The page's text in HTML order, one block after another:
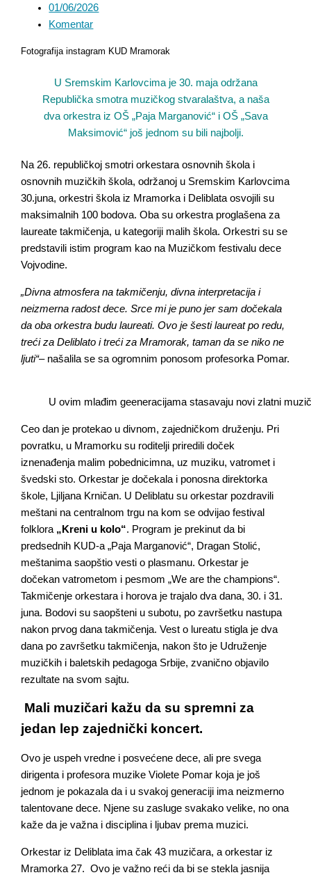
01/06/2026
Komentar
Fotografija instagram KUD Mramorak
U Sremskim Karlovcima je 30. maja održana
Republička smotra muzičkog stvaralaštva, a naša
dva orkestra iz OŠ „Paja Marganović“ i OŠ „Sava
Maksimović“ još jednom su bili najbolji.
Na 26. republičkoj smotri orkestara osnovnih škola i
osnovnih muzičkih škola, održanoj u Sremskim Karlovcima
30.juna, orkestri škola iz Mramorka i Deliblata osvojili su
maksimalnih 100 bodova. Oba su orkestra proglašena za
laureate takmičenja, u kategoriji malih škola. Orkestri su se
predstavili istim program kao na Muzičkom festivalu dece
Vojvodine.
„Divna atmosfera na takmičenju, divna interpretacija i
neizmerna radost dece. Srce mi je puno jer sam dočekala
da oba orkestra budu laureati. Ovo je šesti laureat po redu,
treći za Deliblato i treći za Mramorak, taman da se niko ne
ljuti“– našalila se sa ogromnim ponosom profesorka Pomar.
U ovim mlađim geeneracijama stasavaju novi zlatni
Ceo dan je protekao u divnom, zajedničkom druženju. Pri
povratku, u Mramorku su roditelji priredili doček
iznenađenja malim pobednicimna, uz muziku, vatromet i
švedski sto. Orkestar je dočekala i ponosna direktorka
škole, Ljiljana Krničan. U Deliblatu su orkestar pozdravili
meštani na centralnom trgu na kom se odvijao festival
folklora „Kreni u kolo“. Program je prekinut da bi
predsednih KUD-a „Paja Marganović“, Dragan Stolić,
meštanima saopštio vesti o plasmanu. Orkestar je
dočekan vatrometom i pesmom „We are the champions“.
Takmičenje orkestara i horova je trajalo dva dana, 30. i 31.
juna. Bodovi su saopšteni u subotu, po završetku nastupa
nakon prvog dana takmičenja. Vest o lureatu stigla je dva
dana po završetku takmičenja, nakon što je Udruženje
muzičkih i baletskih pedagoga Srbije, zvanično objavilo
rezultate na svom sajtu.
Mali muzičari kažu da su spremni za
jedan lep zajednički koncert.
Ovo je uspeh vredne i posvećene dece, ali pre svega
dirigenta i profesora muzike Violete Pomar koja je još
jednom je pokazala da i u svakoj generaciji ima neizmerno
talentovane dece. Njene su zasluge svakako velike, no ona
kaže da je važna i disciplina i ljubav prema muzici.
Orkestar iz Deliblata ima čak 43 muzičara, a orkestar iz
Mramorka 27. Ovo je važno reći da bi se stekla jasnija